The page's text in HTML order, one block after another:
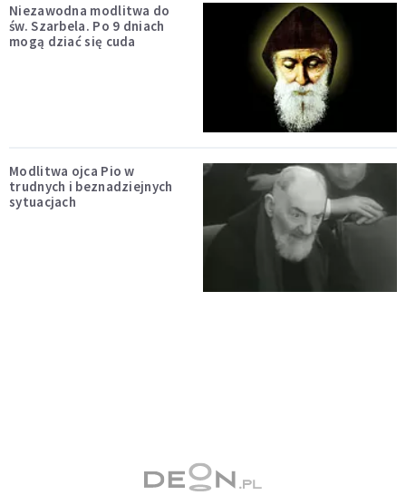
Niezawodna modlitwa do
św. Szarbela. Po 9 dniach
mogą dziać się cuda
Modlitwa ojca Pio w
trudnych i beznadziejnych
sytuacjach